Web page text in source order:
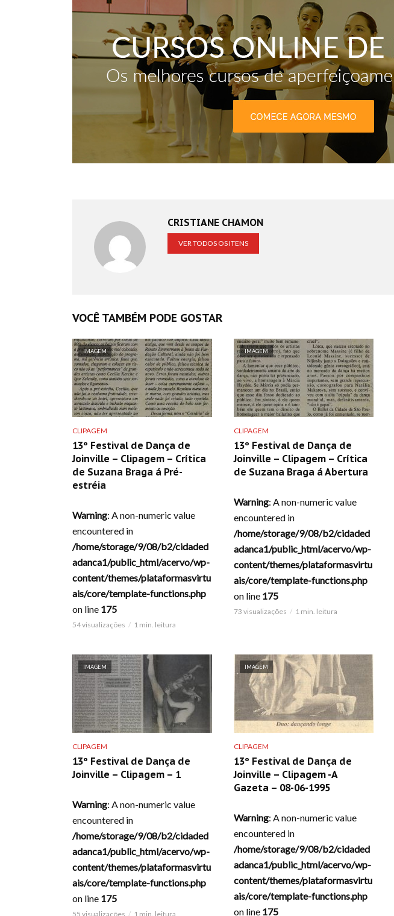
CRISTIANE CHAMON
VER TODOS OS ITENS
VOCÊ TAMBÉM PODE GOSTAR
IMAGEM
CLIPAGEM
13º Festival de Dança de
Joinville – Clipagem – Crítica
de Suzana Braga á Pré-
estréia
Warning: A non-numeric value
encountered in
/home/storage/9/08/b2/cidaded
adanca1/public_html/acervo/wp-
content/themes/plataformasvirtu
ais/core/template-functions.php
on line 175
54 visualizações 1 min. leitura
IMAGEM
CLIPAGEM
13º Festival de Dança de
Joinville – Clipagem – Crítica
de Suzana Braga á Abertura
Warning: A non-numeric value
encountered in
/home/storage/9/08/b2/cidaded
adanca1/public_html/acervo/wp-
content/themes/plataformasvirtu
ais/core/template-functions.php
on line 175
73 visualizações 1 min. leitura
IMAGEM
CLIPAGEM
13º Festival de Dança de
Joinville – Clipagem – 1
Warning: A non-numeric value
encountered in
/home/storage/9/08/b2/cidaded
adanca1/public_html/acervo/wp-
content/themes/plataformasvirtu
ais/core/template-functions.php
on line 175
55 visualizações 1 min. leitura
IMAGEM
CLIPAGEM
13º Festival de Dança de
Joinville – Clipagem -A
Gazeta – 08-06-1995
Warning: A non-numeric value
encountered in
/home/storage/9/08/b2/cidaded
adanca1/public_html/acervo/wp-
content/themes/plataformasvirtu
ais/core/template-functions.php
on line 175